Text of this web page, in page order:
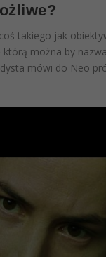
takiego jak
można by
mówi do Neo